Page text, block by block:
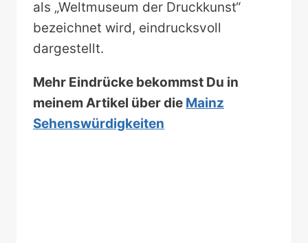
als „Weltmuseum der Druckkunst“
bezeichnet wird, eindrucksvoll
dargestellt.
Mehr Eindrücke bekommst Du in
meinem Artikel über die Mainz
Sehenswürdigkeiten